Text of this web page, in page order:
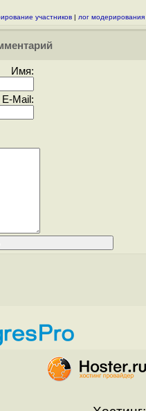
участников | лог модерирования
Имя:
E-Mail: